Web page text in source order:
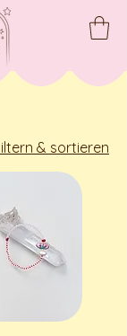
& sortieren